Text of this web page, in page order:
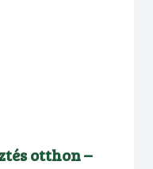
otthon –